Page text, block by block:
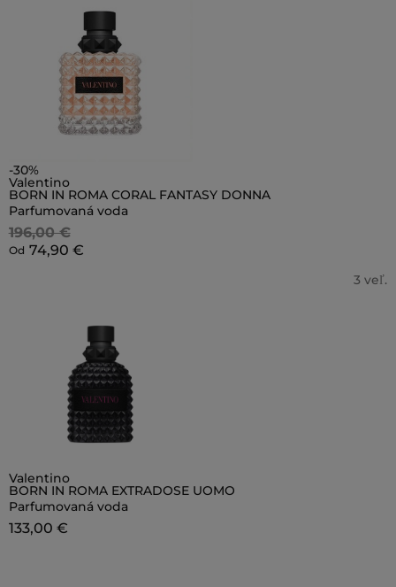
-30%
Valentino
BORN IN ROMA CORAL FANTASY DONNA
Parfumovaná voda
196,00 €
Od 74,90 €
3 veľ.
Valentino
BORN IN ROMA EXTRADOSE UOMO
Parfumovaná voda
133,00 €